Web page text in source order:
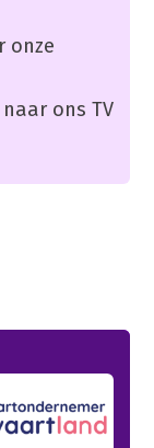
onze
ons TV